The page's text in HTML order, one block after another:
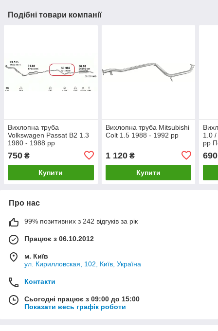
Подібні товари компанії
Вихлопна труба
Volkswagen Passat B2 1.3
1980 - 1988 рр
750 ₴
Купити
Вихлопна труба Mitsubishi
Colt 1.5 1988 - 1992 рр
1 120₴
Купити
1.0
рр
690
Про нас
99% позитивних з 242 відгуків за рік
Працює з 06.10.2012
м. Київ
ул. Кирилловская, 102, Київ, Україна
Контакти
Сьогодні працює з 09:00 до 15:00
Показати весь графік роботи